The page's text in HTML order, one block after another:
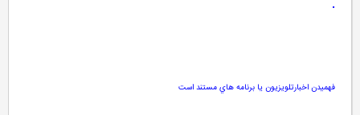
فهميدن اخبارتلويزيون يا برنامه هاي مستند است